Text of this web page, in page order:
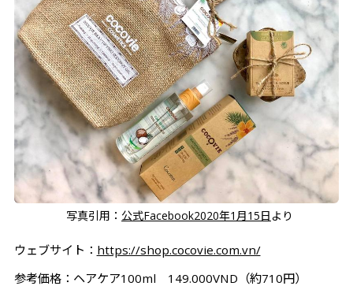
写真引用： 公式Facebook2020年1月15日 より
ウェブサイト： https://shop.cocovie.com.vn/
参考価格：ヘアケア100ml 149.000VND（約710円）